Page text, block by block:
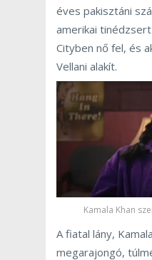
éves pakisztáni
amerikai
Cityben nő fel, és
Vellani alakít.
Kamala Khan
A fiatal lány,
megarajongó,